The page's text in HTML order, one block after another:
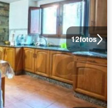
12fotos